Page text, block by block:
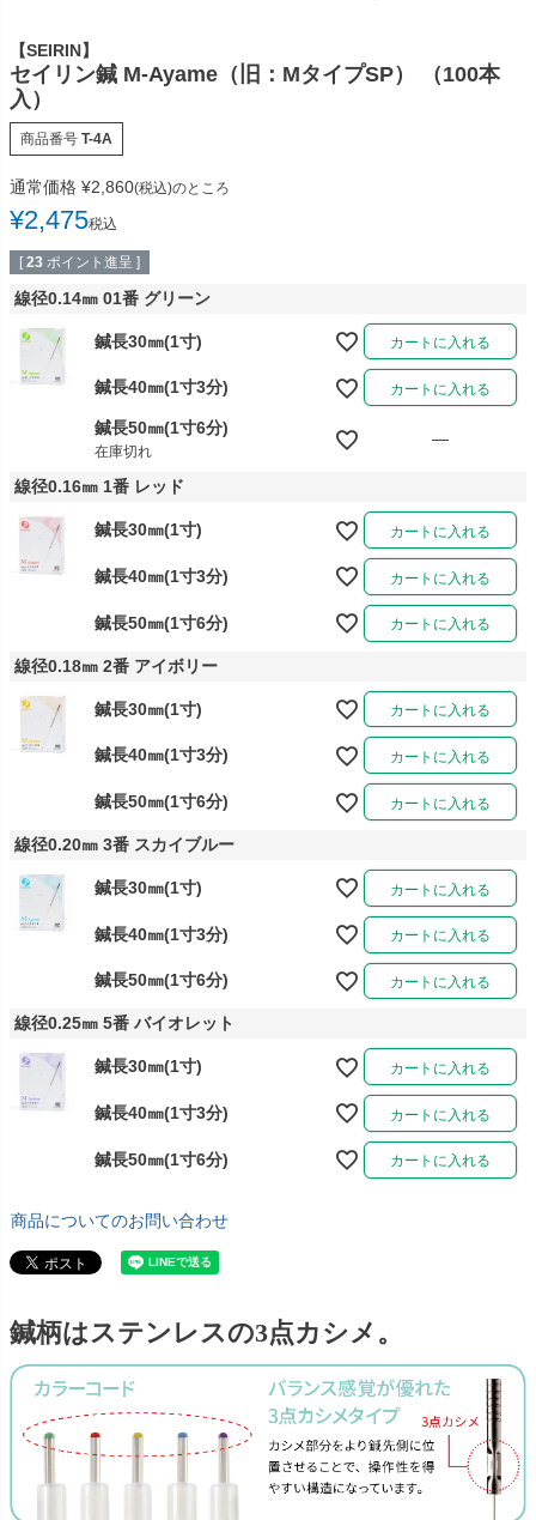
ワゴン／ダストボックス
担架 杖／車いす／歩行器
ホームケア・ヘルスケア
用品
健康補助食品
リハビリ・トレーニング
用品
【SEIRIN】
セイリン鍼 M-Ayame（旧：MタイプSP） （100本
入）
商品番号 T-4A
通常価格 ¥2,860(税込)のところ
¥2,475税込
[ 23 ポイント進呈 ]
線径0.14㎜ 01番 グリーン
鍼長30㎜(1寸) カートに入れる
鍼長40㎜(1寸3分) カートに入れる
鍼長50㎜(1寸6分)
在庫切れ
—
線径0.16㎜ 1番 レッド
鍼長30㎜(1寸) カートに入れる
鍼長40㎜(1寸3分) カートに入れる
鍼長50㎜(1寸6分) カートに入れる
線径0.18㎜ 2番 アイボリー
鍼長30㎜(1寸) カートに入れる
鍼長40㎜(1寸3分) カートに入れる
鍼長50㎜(1寸6分) カートに入れる
線径0.20㎜ 3番 スカイブルー
鍼長30㎜(1寸) カートに入れる
鍼長40㎜(1寸3分) カートに入れる
鍼長50㎜(1寸6分) カートに入れる
線径0.25㎜ 5番 バイオレット
鍼長30㎜(1寸) カートに入れる
鍼長40㎜(1寸3分) カートに入れる
鍼長50㎜(1寸6分) カートに入れる
商品についてのお問い合わせ
鍼柄はステンレスの3点カシメ。